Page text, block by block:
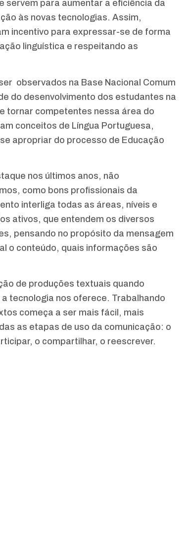
servem para aumentar a eficiência da
às novas tecnologias. Assim,
incentivo para expressar-se de forma
linguística e respeitando as
observados na Base Nacional Comum
do desenvolvimento dos estudantes na
tornar competentes nessa área do
conceitos de Língua Portuguesa,
apropriar do processo de Educação
nos últimos anos, não
como bons profissionais da
interliga todas as áreas, níveis e
ativos, que entendem os diversos
pensando no propósito da mensagem
o conteúdo, quais informações são
de produções textuais quando
tecnologia nos oferece. Trabalhando
começa a ser mais fácil, mais
as etapas de uso da comunicação: o
o compartilhar, o reescrever.